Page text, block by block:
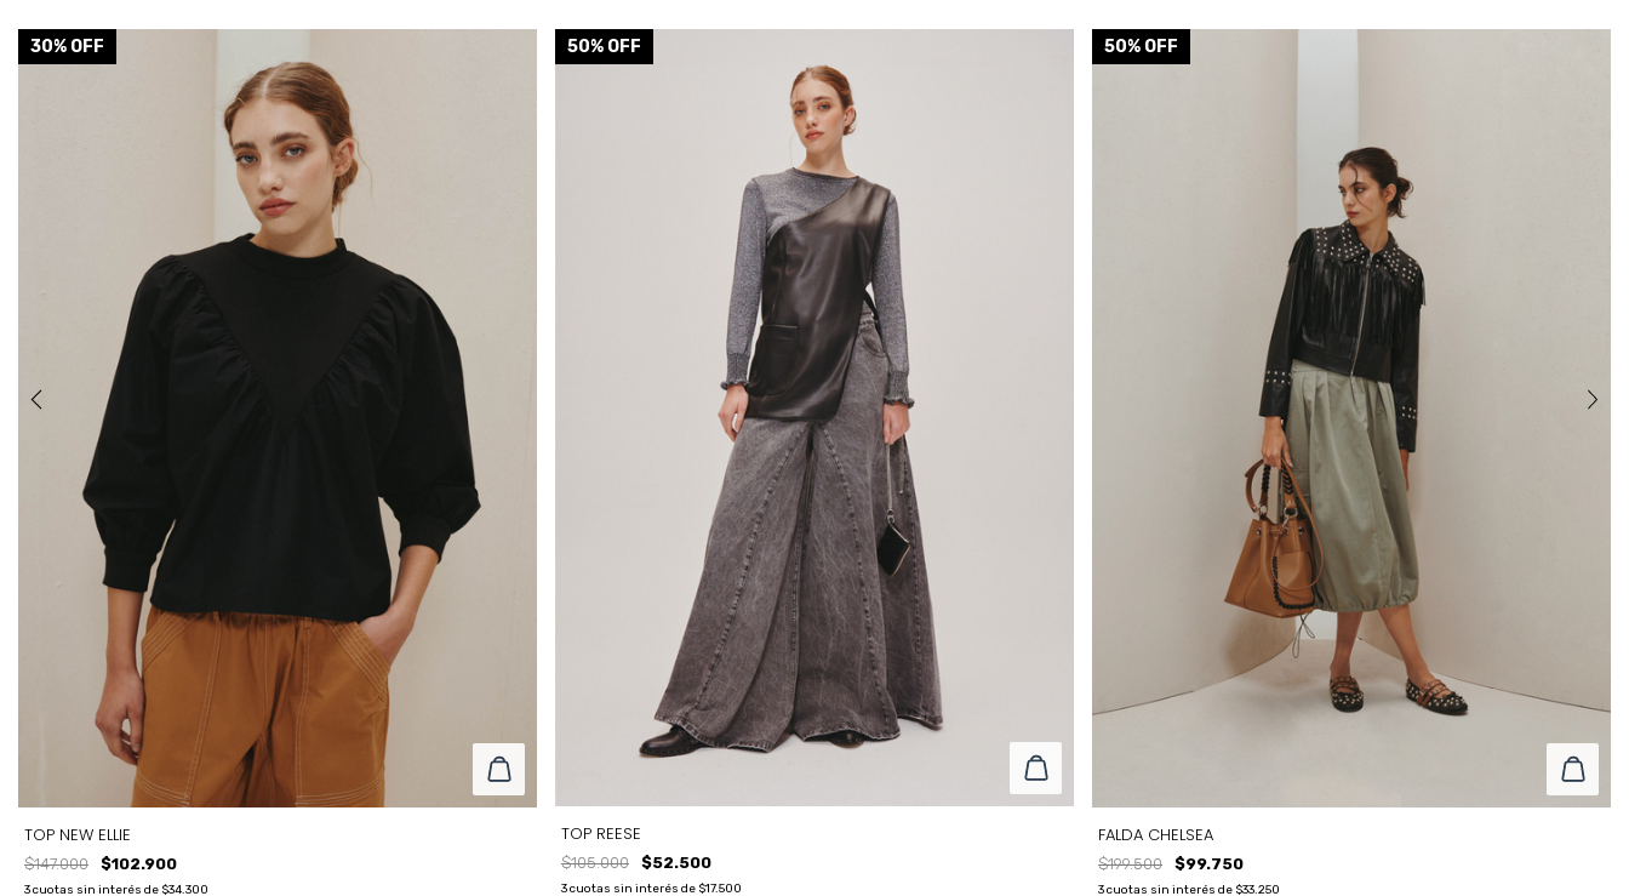
30% OFF
TOP NEW ELLIE
$147.000 $102.900
3cuotas sin interés de $34.300
50% OFF
TOP REESE
$105.000 $52.500
3cuotas sin interés de $17.500
50% OFF
FALDA CHELSEA
$199.500 $99.750
3cuotas sin interés de $33.250